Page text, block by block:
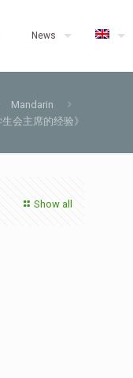
News
Mandarin
生会主席的经验》
Show all